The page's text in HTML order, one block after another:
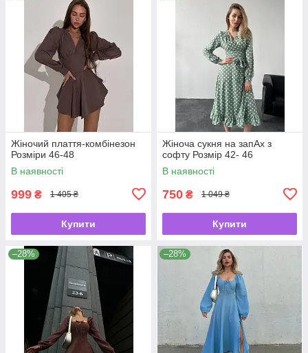
Жіночий плаття-комбінезон
Розміри 46-48
В наявності
999 ₴ 1 405 ₴
Купити
Жіноча сукня на запАх з
софту Розмір 42- 46
В наявності
750 ₴ 1 049 ₴
Купити
–28% –28%